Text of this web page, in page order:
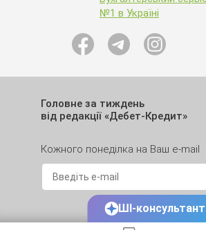
Головне за тиждень
від редакції «Дебет-Кредит»
Кожного понеділка на Ваш e-mail
ШІ-консультант